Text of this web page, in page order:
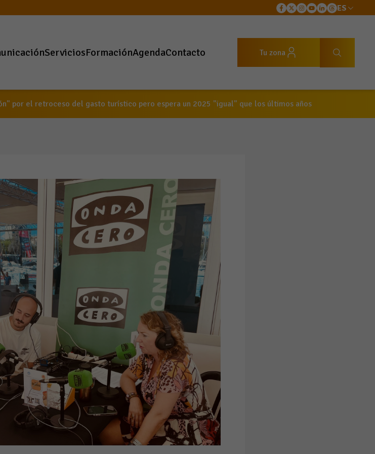
ES
ServiciosFormaciónAgendaContacto Tu zona
por el retroceso del gasto turístico pero espera un 2025 "igual" que los últimos años